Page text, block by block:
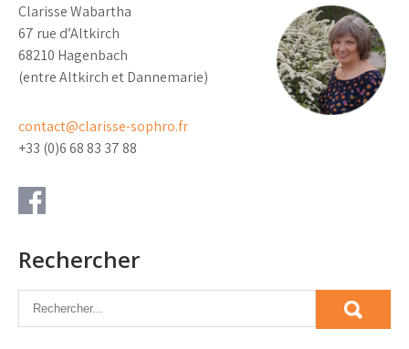
Clarisse Wabartha
67 rue d’Altkirch
68210 Hagenbach
(entre Altkirch et Dannemarie)
contact@clarisse-sophro.fr
+33 (0)6 68 83 37 88
Rechercher